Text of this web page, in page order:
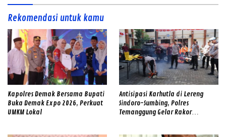
Rekomendasi untuk kamu
Kapolres Demak Bersama Bupati
Buka Demak Expo 2026, Perkuat
UMKM Lokal
Antisipasi Karhutla di Lereng
Sindoro-Sumbing, Polres
Temanggung Gelar Rakor